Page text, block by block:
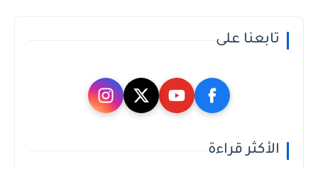
تابعنا على
الأكثر قراءة